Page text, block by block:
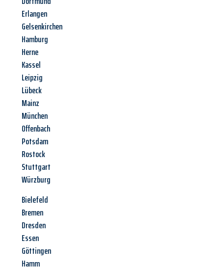
Erlangen
Gelsenkirchen
Hamburg
Herne
Kassel
Leipzig
Lübeck
Mainz
München
Offenbach
Potsdam
Rostock
Stuttgart
Würzburg
Bielefeld
Bremen
Dresden
Essen
Göttingen
Hamm